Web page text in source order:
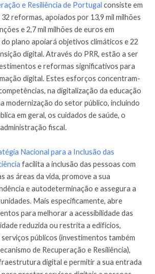
e Resiliência de Portugal consiste em
reformas, apoiados por 13,9 mil milhões
e 2,7 mil milhões de euros em
do plano apoiará objetivos climáticos e 22
digital. Através do PRR, estão a ser
e reformas significativos para
digital. Estes esforços concentram-
na digitalização da educação
modernização do setor público, incluindo
em geral, os cuidados de saúde, o
fiscal.
Nacional para a Inclusão das
facilita a inclusão das pessoas com
as áreas da vida, promove a sua
e autodeterminação e assegura a
Mais especificamente, abre
para melhorar a acessibilidade das
reduzida ou restrita a edifícios,
públicos (investimentos também
de Recuperação e Resiliência),
digital e permitir a sua entrada